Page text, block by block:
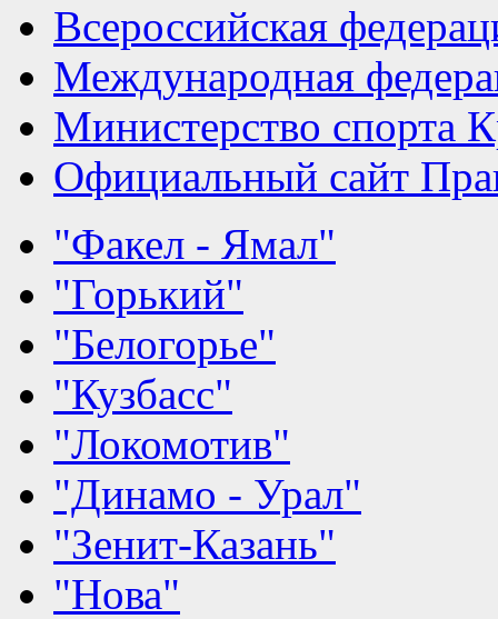
Всероссийская
Международная
Министерство спорта
Официальный сайт
"Факел - Ямал"
"Горький"
"Белогорье"
"Кузбасс"
"Локомотив"
"Динамо - Урал"
"Зенит-Казань"
"Нова"